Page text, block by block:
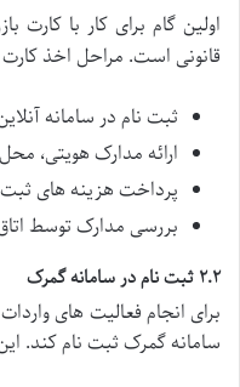
اولین گام برای کار با کارت
قانونی است. مراحل اخذ کارت
ثبت نام در سامانه
ارائه مدارک هویتی،
پرداخت هزینه های
بررسی مدارک توسط
۲.۲ ثبت نام در سامانه گمرک
برای انجام فعالیت های
سامانه گمرک ثبت نام کند.